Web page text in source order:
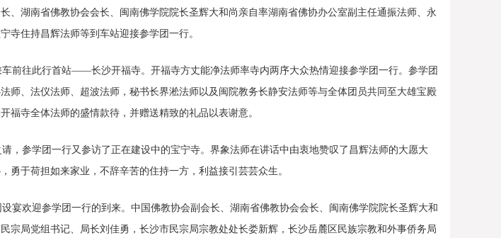
、湖南省佛教协会会长、闽南佛学院院长圣辉大和尚亲自率湖南省佛协办公室副主任通振法师、永
寺住持昌辉法师等到车站迎接参学团一行。
前往此行首站——长沙开福寺。开福寺方丈能净法师率寺内两序大众热情迎接参学团一行。参学团
师、法仪法师、超波法师，秘书长界淞法师以及闽院教务长静安法师等与全体团员共同至大雄宝殿
福寺全体法师的盛情款待，并赠送精致的礼品以表谢意。
，参学团一行又参访了正在建设中的宝宁寺。界象法师在讲话中由衷地赞叹了昌辉法师的大愿大
勇于荷担如来家业，不辞辛苦的住持一方，利益接引芸芸众生。
宴欢迎参学团一行的到来。中国佛教协会副会长、湖南省佛教协会会长、闽南佛学院院长圣辉大和
宗局党组书记、局长刘佳勇，长沙市民宗局宗教处处长娄新辉，长沙岳麓区民族宗教和外事侨务局